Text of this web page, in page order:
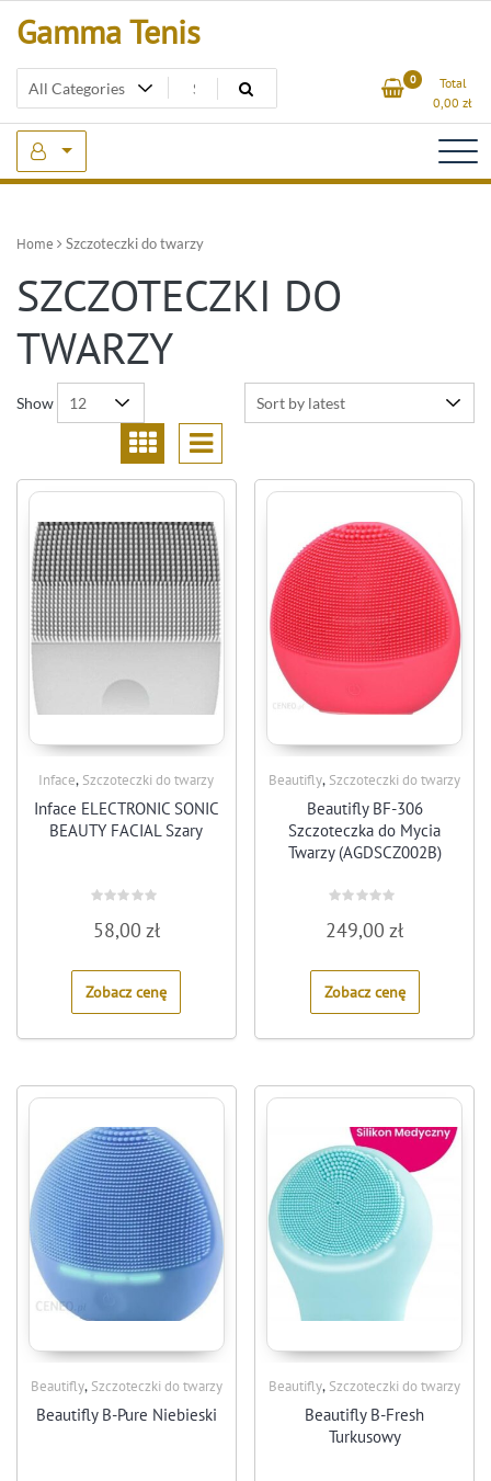
Gamma Tenis
0
Total
0,00 zł
Home Szczoteczki do twarzy
SZCZOTECZKI DO
TWARZY
Show
Inface, Szczoteczki do twarzy
Inface ELECTRONIC SONIC
BEAUTY FACIAL Szary
0
out
5
58,00 zł
Zobacz cenę
Beautifly, Szczoteczki do twarzy
Beautifly BF-306
Szczoteczka do Mycia
Twarzy (AGDSCZ002B)
0
out
5
249,00zł
Zobacz cenę
Beautifly, Szczoteczki do twarzy
Beautifly B-Pure Niebieski
Beautifly, Szczoteczki do twarzy
Beautifly B-Fresh
Turkusowy